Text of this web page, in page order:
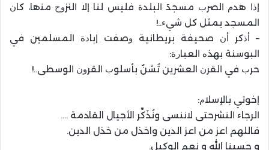
ﺇﺫﺍ ﻫﺪﻡ ﺍﻟﺼﺮﺏ ﻣﺴﺠﺪَ ﺍﻟﺒﻠﺪﺓ ﻓﻠﻴﺲ ﻟﻨﺎ ﺇﻻ ﺍﻟﻨﺰﻭﺡ ﻣﻨها، ﻛﺎﻥ
ﺍﻟﻤﺴﺠﺪ ﻳﻤﺜﻞ ﻛﻞ ﺷﻲﺀ..!
– ﺃﺫﻛﺮ ﺃﻥ ﺻﺤﻴﻔﺔ ﺑﺮﻳﻄﺎﻧﻴﺔ ﻭﺻﻔﺖ ﺇﺑﺎﺩﺓ ﺍﻟﻤﺴﻠﻤﻴﻦ ﻓﻲ
ﺍﻟﺒﻮﺳﻨﺔ ﺑﻬﺬﻩ ﺍﻟﻌﺒﺎﺭﺓ:
ﺣﺮﺏ ﻓﻲ ﺍﻟﻘﺮﻥ ﺍﻟﻌﺸﺮﻳﻦ تُشنٌ ﺑﺄﺳﻠﻮﺏ ﺍﻟﻘﺮﻭﻥ ﺍﻟﻮﺳﻄﻰ..!
ﺇﺧﻮتي باﻹﺳﻼﻡ:
ﺍﻟﺮﺟﺎﺀ ﺍﻟﻨﺸﺮحتى لاننسى ونُذَكِّر الأجيال القادمة ….
فاللهم اعز من اعز الدين واخذل من خذل الدين.
و حسبنا الله و نعم الوكيل.